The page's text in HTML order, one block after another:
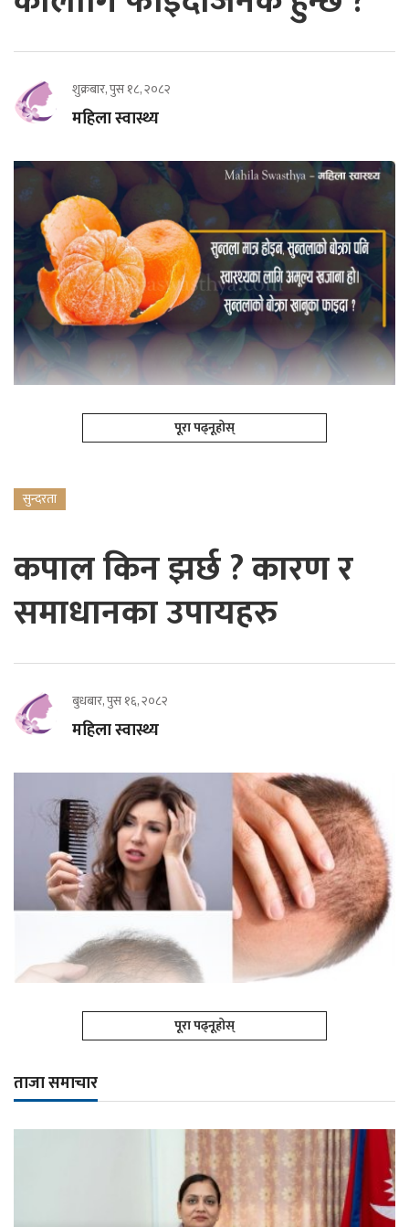
शुक्रबार, पुस १८, २०८२
महिला स्वास्थ्य
पूरा पढ्नूहोस्
सुन्दरता
कपाल किन झर्छ ? कारण र
समाधानका उपायहरु
बुधबार, पुस १६, २०८२
महिला स्वास्थ्य
पूरा पढ्नूहोस्
ताजा समाचार